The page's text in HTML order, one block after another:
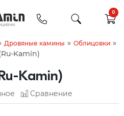
0
Дровяные камины » Облицовки »
Kamin)
Kamin)
Сравнение